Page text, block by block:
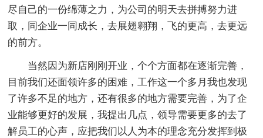
尽自己的一份绵薄之力，为公司的明天去拼搏努力进
取，同企业一同成长，去展翅翱翔，飞的更高，去更远
的前方。
当然因为新店刚刚开业，个个方面都在逐渐完善，
目前我们还面领许多的困难，工作这一个多月我也发现
了许多不足的地方，还有很多的地方需要完善，为了企
业能够更好的发展，我提出几点，领导需要更多的去了
解员工的心声，应把我们以人为本的理念充分发挥到极